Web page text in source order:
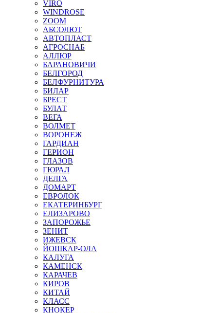
VIRO
WINDROSE
ZOOM
АБСОЛЮТ
АВТОПЛАСТ
АГРОСНАБ
АЛЛЮР
БАРАНОВИЧИ
БЕЛГОРОД
БЕЛФУРНИТУРА
БИЛАР
БРЕСТ
БУЛАТ
ВЕГА
ВОЛМЕТ
ВОРОНЕЖ
ГАРДИАН
ГЕРИОН
ГЛАЗОВ
ГЮРАЛ
ДЕЛГА
ДОМАРТ
ЕВРОЛОК
ЕКАТЕРИНБУРГ
ЕЛИЗАРОВО
ЗАПОРОЖЬЕ
ЗЕНИТ
ИЖЕВСК
ЙОШКАР-ОЛА
КАЛУГА
КАМЕНСК
КАРАЧЕВ
КИРОВ
КИТАЙ
КЛАСС
КНОКЕР